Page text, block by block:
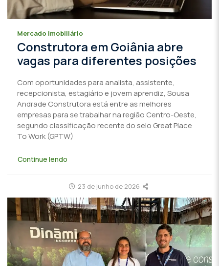
Mercado imobiliário
Construtora em Goiânia abre
vagas para diferentes posições
Com oportunidades para analista, assistente,
recepcionista, estagiário e jovem aprendiz, Sousa
Andrade Construtora está entre as melhores
empresas para se trabalhar na região Centro-Oeste,
segundo classificação recente do selo Great Place
To Work (GPTW)
Continue lendo
23 de junho de 2026